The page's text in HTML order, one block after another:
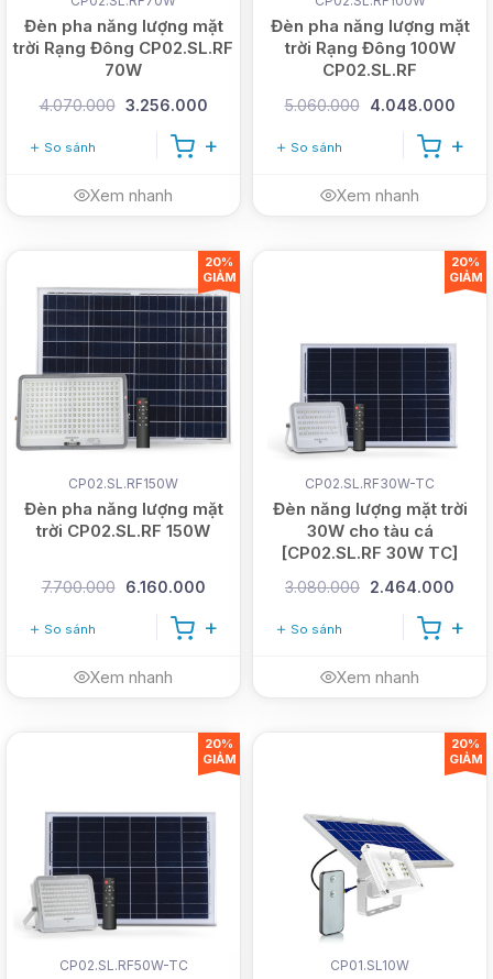
Đèn pha năng lượng mặt
trời Rạng Đông CP02.SL.RF
70W
4.070.000 3.256.000
So sánh
Xem nhanh
Đèn pha năng lượng mặt
trời Rạng Đông 100W
CP02.SL.RF
5.060.000 4.048.000
So sánh
Xem nhanh
CP02.SL.RF150W
Đèn pha năng lượng mặt
trời CP02.SL.RF 150W
7.700.000 6.160.000
So sánh
Xem nhanh
20%
GIẢM
CP02.SL.RF30W-TC
Đèn năng lượng mặt trời
30W cho tàu cá
[CP02.SL.RF 30W TC]
3.080.000 2.464.000
So sánh
Xem nhanh
20%
GIẢM
CP02.SL.RF50W-TC
20%
GIẢM
CP01.SL10W
20%
GIẢM